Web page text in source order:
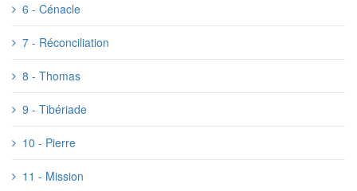
6 - Cénacle
7 - Réconciliation
8 - Thomas
9 - Tibériade
10 - Pierre
11 - Mission